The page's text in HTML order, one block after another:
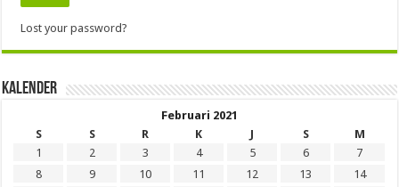
Lost your password?
Kalender
Februari 2021
S
S R K J S
M
1
2 3 4 5 6
7
8
9 10 11 12 13
14